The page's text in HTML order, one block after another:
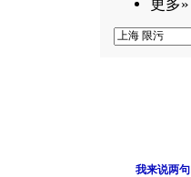
更多»
我来说两句